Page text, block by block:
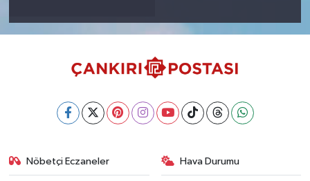
Nöbetçi Eczaneler Hava Durumu